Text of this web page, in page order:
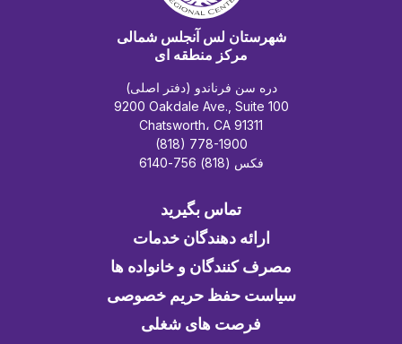
شهرستان لس آنجلس شمالی
مرکز منطقه ای
دره سن فرناندو (دفتر اصلی)
9200 Oakdale Ave., Suite 100
Chatsworth، CA 91311
(818) 778-1900
فکس (818) 756-6140
تماس بگیرید
ارائه دهندگان خدمات
مصرف کنندگان و خانواده ها
سیاست حفظ حریم خصوصی
فرصت های شغلی